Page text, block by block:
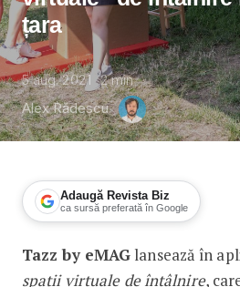
țara
5 aug. 2021 2min
Alex Rădescu
Adaugă Revista Biz
ca sursă preferată în Google
tazz by eMAG
Tazz by eMAG lansează în
spații virtuale de întâlnire,